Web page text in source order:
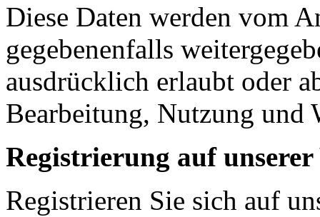
Diese Daten werden vom
gegebenenfalls
ausdrücklich erlaubt oder
Bearbeitung, Nutzung und
Registrierung auf unserer
Registrieren Sie sich auf